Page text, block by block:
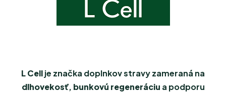
L Cellje značka doplnkov stravy zameraná na
dlhovekosť, bunkovú regeneráciu a podporu